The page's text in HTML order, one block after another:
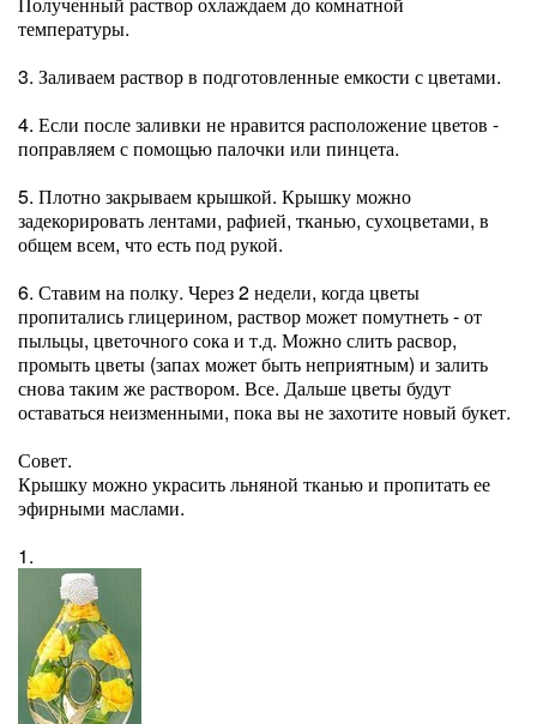
температуры.
3. Заливаем раствор в подготовленные емкости с цветами.
4. Если после заливки не нравится расположение цветов -
поправляем с помощью палочки или пинцета.
5. Плотно закрываем крышкой. Крышку можно
задекорировать лентами, рафией, тканью, сухоцветами, в
общем всем, что есть под рукой.
6. Ставим на полку. Через 2 недели, когда цветы
пропитались глицерином, раствор может помутнеть - от
пыльцы, цветочного сока и т.д. Можно слить расвор,
промыть цветы (запах может быть неприятным) и залить
снова таким же раствором. Все. Дальше цветы будут
оставаться неизменными, пока вы не захотите новый букет.
Совет.
Крышку можно украсить льняной тканью и пропитать ее
эфирными маслами.
1.